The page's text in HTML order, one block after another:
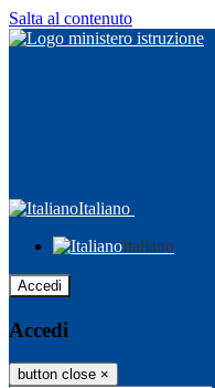
Salta al contenuto
Italiano
Italiano
Accedi
Accedi
button close ×